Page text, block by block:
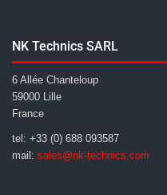
NK Technics SARL
6 Allée Chanteloup
59000 Lille
France
tel: +33 (0) 688 093587
mail: sales@nk-technics.com